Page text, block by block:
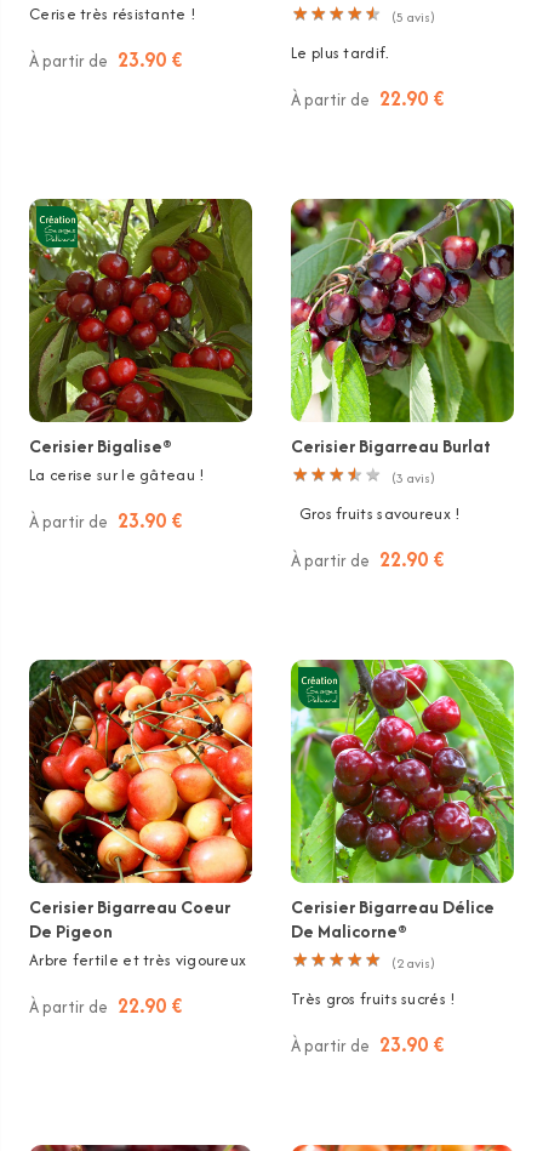
Cerise très résistante !
À partir de 23.90 €
★ ★ ★ ★ ★
★ ★ ★ ★ ★ (5 avis)
Le plus tardif.
À partir de 22.90 €
Cerisier Bigalise®
La cerise sur le gâteau !
À partir de 23.90 €
Cerisier Bigarreau Burlat
★ ★ ★ ★ ★
★ ★ ★ ★ ★ (3 avis)
Gros fruits savoureux !
À partir de 22.90 €
Cerisier Bigarreau Coeur
De Pigeon
Arbre fertile et très vigoureux
À partir de 22.90 €
Cerisier Bigarreau Délice
De Malicorne®
★ ★ ★ ★ ★
★ ★ ★ ★ ★ (2avis)
Très gros fruits sucrés !
À partir de 23.90 €